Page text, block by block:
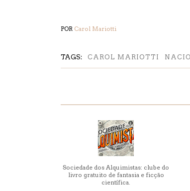
POR Carol Mariotti
TAGS: CAROL MARIOTTI
Sociedade dos Alquimistas: clube do
livro gratuito de fantasia e ficção
científica.